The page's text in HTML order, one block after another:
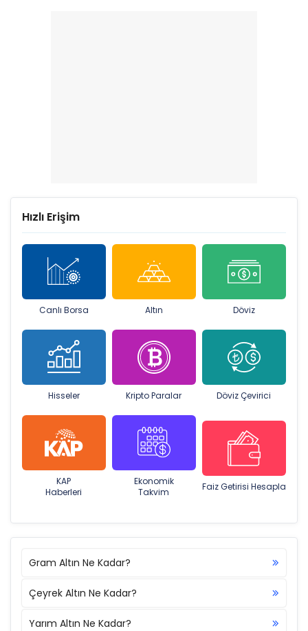
Hızlı Erişim
Canlı Borsa Altın Döviz
Hisseler Kripto Paralar Döviz Çevirici
KAP
Haberleri
Ekonomik
Takvim
Faiz Getirisi Hesapla
Gram Altın Ne Kadar?
Çeyrek Altın Ne Kadar?
Yarım Altın Ne Kadar?